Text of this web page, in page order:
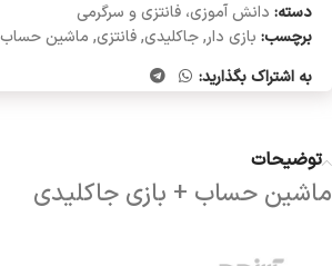
دسته: دانش آموزی، فانتزی و سرگرمی
برچسب: بازی دار,جاکلیدی,فانتزی, ماشین حساب
به اشتراک بگذارید:
توضیحات
ماشین حساب + بازی جاکلیدی